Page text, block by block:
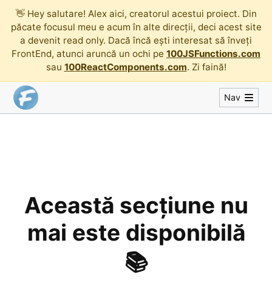
👋 Hey salutare! Alex aici, creatorul acestui proiect. Din
păcate focusul meu e acum în alte direcții, deci acest site
a devenit read only. Dacă încă ești interesat să înveți
FrontEnd, atunci aruncă un ochi pe 100JSFunctions.com
sau 100ReactComponents.com. Zi faină!
Nav
Această secțiune nu
mai este disponibilă
📚